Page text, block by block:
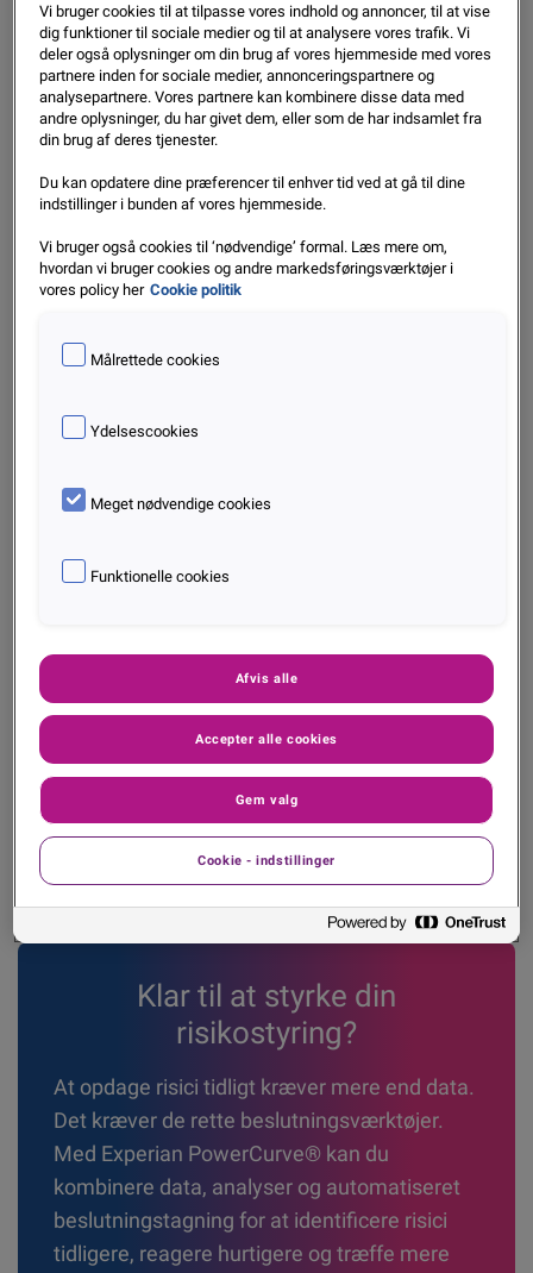
over, hvordan en moderne kreditplatform fungerer – og
hvordan den kan styrke alt fra onboarding til
porteføljestyring.
Se optagelsen og lær, hvordan du kan:
Bryde siloer og skabe én samlet, datadrevet
beslutningsproces
Implementere automatiserede workflows, der
reducerer omkostninger og fejl
Skabe en mere fleksibel, skalerbar og fremtidssikret
Se webinaret nedenfor og få en
platform kan løfte både effektivitet, kvalitet og
Klar til at styrke din
risikostyring?
At opdage risici tidligt kræver mere end data.
Det kræver de rette beslutningsværktøjer.
Med Experian PowerCurve® kan du
kombinere data, analyser og automatiseret
beslutningstagning for at identificere risici
tidligere, reagere hurtigere og træffe mere
Vi bruger cookies til at tilpasse vores indhold og annoncer, til at vise
dig funktioner til sociale medier og til at analysere vores trafik. Vi
deler også oplysninger om din brug af vores hjemmeside med vores
partnere inden for sociale medier, annonceringspartnere og
analysepartnere. Vores partnere kan kombinere disse data med
andre oplysninger, du har givet dem, eller som de har indsamlet fra
din brug af deres tjenester.
Du kan opdatere dine præferencer til enhver tid ved at gå til dine
indstillinger i bunden af vores hjemmeside.
Vi bruger også cookies til ‘nødvendige’ formal. Læs mere om,
hvordan vi bruger cookies og andre markedsføringsværktøjer i
vores policy her Cookie politik
Målrettede cookies
Ydelsescookies
Meget nødvendige cookies
Funktionelle cookies
Afvis alle
Accepter alle cookies
Gem valg
Cookie - indstillinger